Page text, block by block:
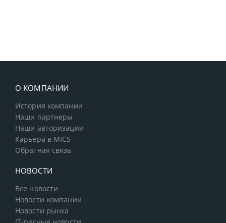
О КОМПАНИИ
История компании
Наши партнеры
Наши авторизации
Карьера в MICS
Обратная связь
НОВОСТИ
Все новости
Новости компании
Новости рынка